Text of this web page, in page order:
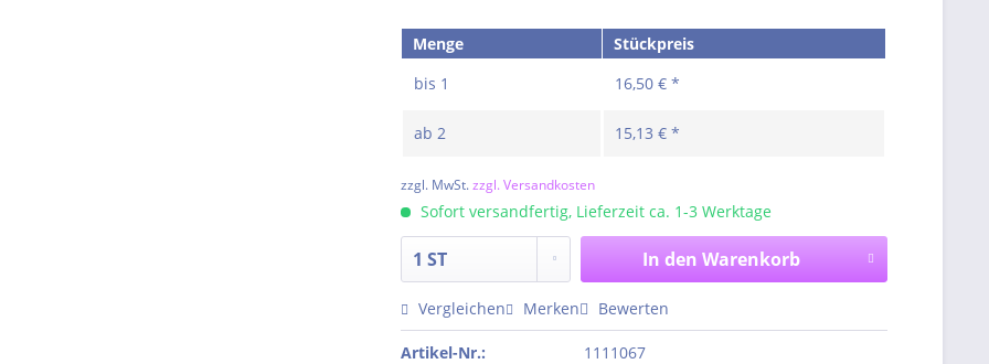
Menge
Stückpreis
bis 1 16,50 € *
ab2 15,13 € *
zzgl. MwSt.zzgl. Versandkosten
Sofort versandfertig, Lieferzeit ca. 1-3 Werktage
In den Warenkorb
Vergleichen Merken Bewerten
Artikel-Nr.:
1111067